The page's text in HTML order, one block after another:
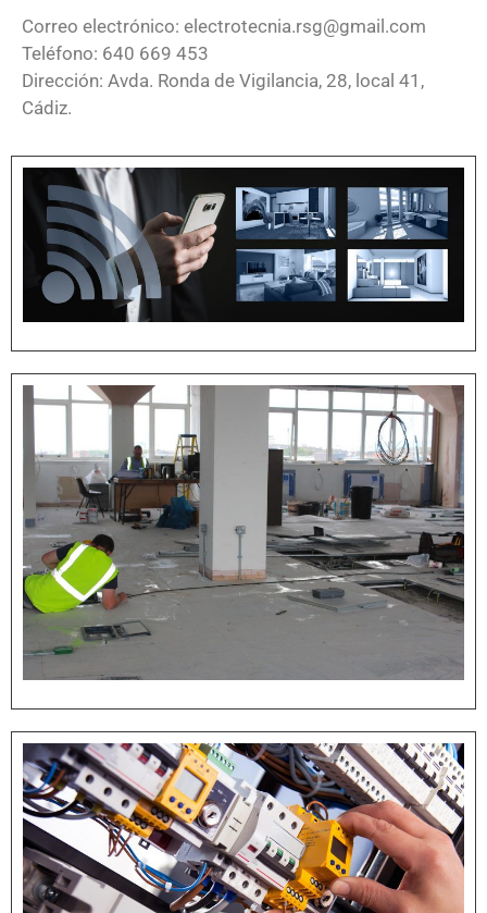
Correo electrónico: electrotecnia.rsg@gmail.com
Teléfono: 640 669 453
Dirección: Avda. Ronda de Vigilancia, 28, local 41,
Cádiz.